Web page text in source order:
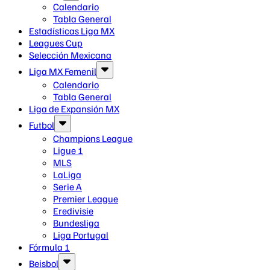
Calendario
Tabla General
Estadísticas Liga MX
Leagues Cup
Selección Mexicana
Liga MX Femenil
Calendario
Tabla General
Liga de Expansión MX
Futbol
Champions League
Ligue 1
MLS
LaLiga
Serie A
Premier League
Eredivisie
Bundesliga
Liga Portugal
Fórmula 1
Beisbol